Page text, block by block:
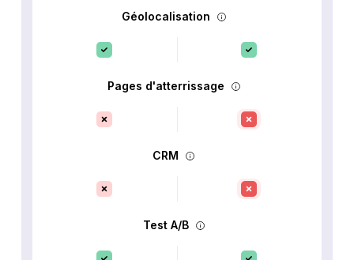
Géolocalisation
Pages d'atterrissage
CRM
Test A/B